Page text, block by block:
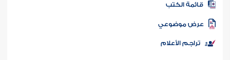
المكتبة
الكتب
موضوعي